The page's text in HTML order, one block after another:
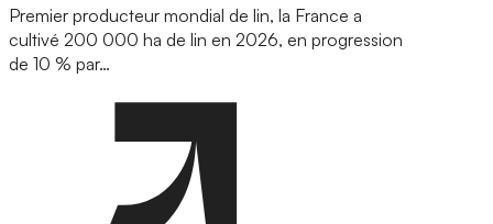
Premier producteur mondial de lin, la France a
cultivé 200 000 ha de lin en 2026, en progression
de 10 % par…